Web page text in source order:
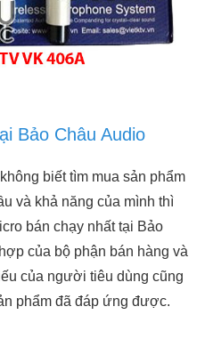
Bảo Châu Audio
biết tìm mua sản phẩm
và khả năng của mình thì
bán chạy nhất tại Bảo
của bộ phận bán hàng và
của người tiêu dùng cũng
phẩm đã đáp ứng được.